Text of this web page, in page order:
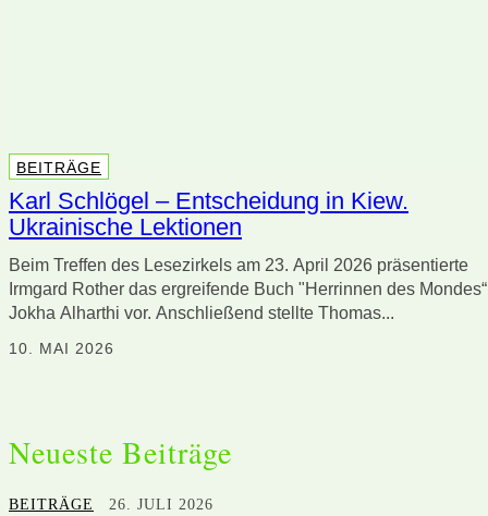
BEITRÄGE
Karl Schlögel – Entscheidung in Kiew.
Ukrainische Lektionen
Beim Treffen des Lesezirkels am 23. April 2026 präsentierte
Irmgard Rother das ergreifende Buch "Herrinnen des
Jokha Alharthi vor. Anschließend stellte Thomas...
10. MAI 2026
Neueste Beiträge
BEITRÄGE 26. JULI 2026